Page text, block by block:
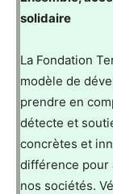
solidaire
La Fondation
modèle de
prendre en
détecte et
concrètes et
différence pour
nos sociétés.